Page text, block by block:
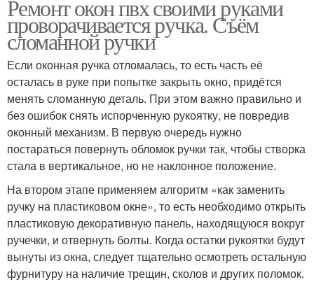
Ремонт окон пвх своими руками
проворачивается ручка. Съём
сломанной ручки
Если оконная ручка отломалась, то есть часть её
осталась в руке при попытке закрыть окно, придётся
менять сломанную деталь. При этом важно правильно и
без ошибок снять испорченную рукоятку, не повредив
оконный механизм. В первую очередь нужно
постараться повернуть обломок ручки так, чтобы створка
стала в вертикальное, но не наклонное положение.
На втором этапе применяем алгоритм «как заменить
ручку на пластиковом окне», то есть необходимо открыть
пластиковую декоративную панель, находящуюся вокруг
ручечки, и отвернуть болты. Когда остатки рукоятки будут
вынуты из окна, следует тщательно осмотреть остальную
фурнитуру на наличие трещин, сколов и других поломок.